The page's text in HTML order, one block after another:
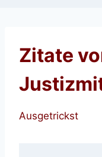
Zitate
Ausgetrickst